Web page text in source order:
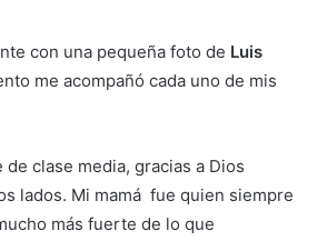
con una pequeña foto de Luis
me acompañó cada uno de mis
clase media, gracias a Dios
lados. Mi mamá fue quien siempre
más fuerte de lo que